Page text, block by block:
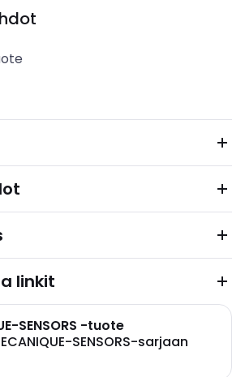
linkit
SENSORS -tuote
SENSORS-sarjaan